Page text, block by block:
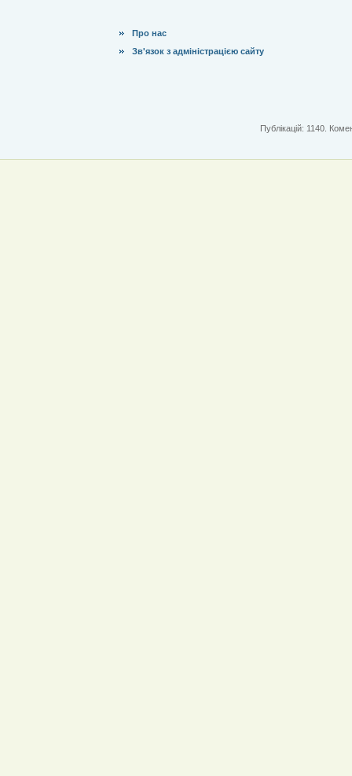
Про нас
Зв'язок з адміністрацією сайту
Публікацій: 1140.